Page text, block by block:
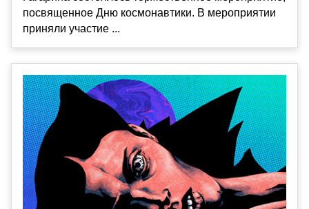
посвященное Дню космонавтики. В мероприятии
приняли участие ...